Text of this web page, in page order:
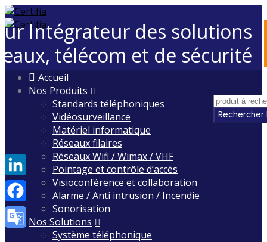
Intégrateur des solutions
télécom et de sécurité
Skip
Accueil
Nos Produits
Standards téléphoniques
Vidéosurveillance
Matériel informatique
Réseaux filaires
Réseaux Wifi / Wimax / VHF
Pointage et contrôle d’accès
Visioconférence et collaboration
Alarme / Anti intrusion / Incendie
Sonorisation
Nos Solutions
Système téléphonique
LinkedIn
Facebook